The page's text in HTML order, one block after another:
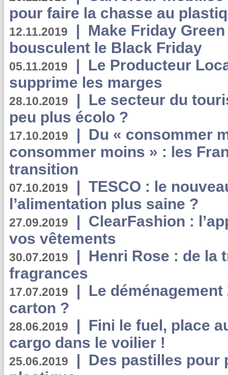
pour faire la chasse au
12.11.2019 | Make Friday
bousculent le Black Friday
05.11.2019 | Le Producteur
supprime les marges
28.10.2019 | Le secteur du
peu plus écolo ?
17.10.2019 | Du « consommer
consommer moins » : les
transition
07.10.2019 | TESCO : le
l’alimentation plus saine ?
27.09.2019 | ClearFashion :
vos vêtements
30.07.2019 | Henri Rose : de la
fragrances
17.07.2019 | Le
carton ?
28.06.2019 | Fini le fuel, place
cargo dans le voilier !
25.06.2019 | Des pastilles pour